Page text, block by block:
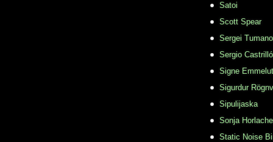
Satoi
Scott Spear
Sergei
Sergio
Signe
Sigurdur
Sipulijaska
Sonja
Static Noise